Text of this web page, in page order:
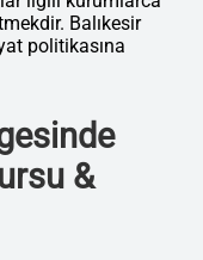
Balıkesir
politikasına
&